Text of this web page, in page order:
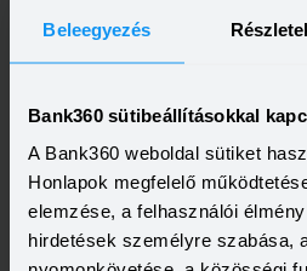
Beleegyezés
Bank360 sütibeállításokkal
A Bank360 weboldal sütiket
Honlapok megfelelő
elemzése, a felhasználói
hirdetések személyre szabása,